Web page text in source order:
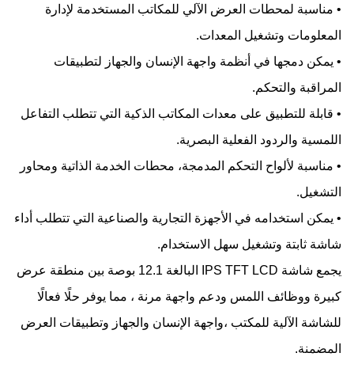
• مناسبة لمحطات العرض الآلي للمكاتب المستخدمة لإدارة
المعلومات وتشغيل المعدات.
• يمكن دمجها في أنظمة واجهة الإنسان والجهاز لتطبيقات
المراقبة والتحكم.
• قابلة للتطبيق على معدات المكاتب الذكية التي تتطلب التفاعل
اللمسية والردود الفعلية البصرية.
• مناسبة لألواح التحكم المدمجة، محطات الخدمة الذاتية ومحاور
التشغيل.
• يمكن استخدامه في الأجهزة التجارية والصناعية التي تتطلب أداء
شاشة ثابتة وتشغيل سهل الاستخدام.
يجمع شاشة IPS TFT LCD البالغة 12.1 بوصة بين منطقة عرض
كبيرة ووظائف اللمس ودعم واجهة مرنة ، مما يوفر حلًا فعالًا
للشاشة الآلية للمكتب ،واجهة الإنسان والجهاز وتطبيقات العرض
المضمنة.